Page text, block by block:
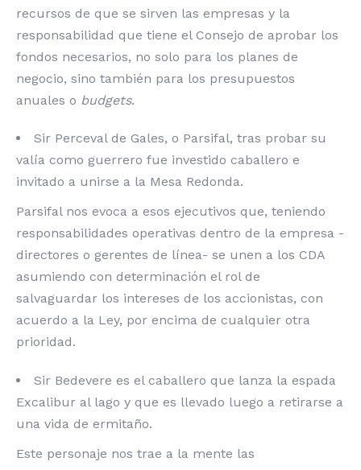
recursos de que se sirven las empresas y la
responsabilidad que tiene el Consejo de aprobar los
fondos necesarios, no solo para los planes de
negocio, sino también para los presupuestos
anuales o budgets.
Sir Perceval de Gales, o Parsifal, tras probar su
valía como guerrero fue investido caballero e
invitado a unirse a la Mesa Redonda.
Parsifal nos evoca a esos ejecutivos que, teniendo
responsabilidades operativas dentro de la empresa -
directores o gerentes de línea- se unen a los CDA
asumiendo con determinación el rol de
salvaguardar los intereses de los accionistas, con
acuerdo a la Ley, por encima de cualquier otra
prioridad.
Sir Bedevere es el caballero que lanza la espada
Excalibur al lago y que es llevado luego a retirarse a
una vida de ermitaño.
Este personaje nos trae a la mente las